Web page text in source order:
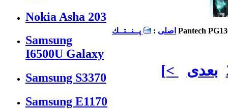
Nokia Asha 203
Samsung
I6500U Galaxy
Samsung S3370
Samsung E1170
اصلی : پــنــتــك Pantech
[< بعدی